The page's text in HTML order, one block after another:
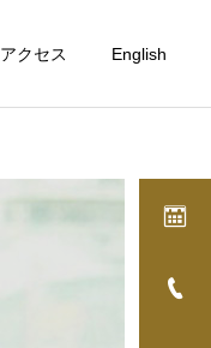
アクセス English